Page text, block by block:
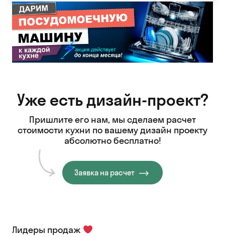
Уже есть дизайн-проект?
Пришлите его нам, мы сделаем расчет
стоимости кухни по вашему дизайн проекту
абсолютно бесплатно!
Заявка на расчет
Лидеры продаж